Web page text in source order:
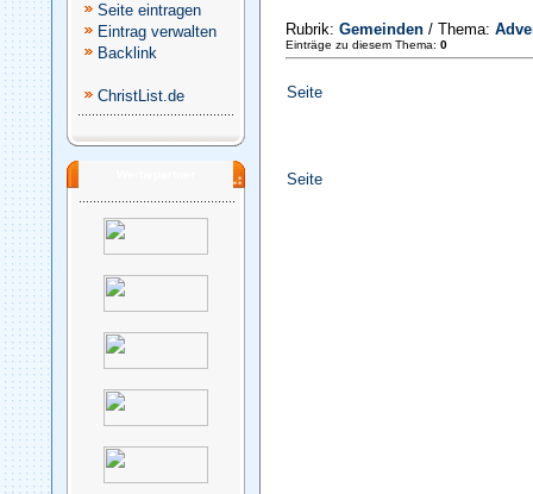
Seite eintragen
Eintrag verwalten
Backlink
ChristList.de
Rubrik: Gemeinden/ Thema:
Einträge zu diesem Thema: 0
Seite
Seite